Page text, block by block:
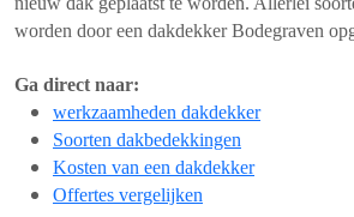
worden door een dakdekker Bodegraven
Ga direct naar:
werkzaamheden dakdekker
Soorten dakbedekkingen
Kosten van een dakdekker
Offertes vergelijken